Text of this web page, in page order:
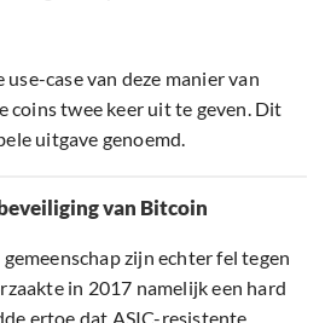
case van deze manier van
coins twee keer uit te geven. Dit
uitgave genoemd.
van Bitcoin
zijn echter fel tegen
in 2017 namelijk een hard
ertoe dat ASIC-resistente